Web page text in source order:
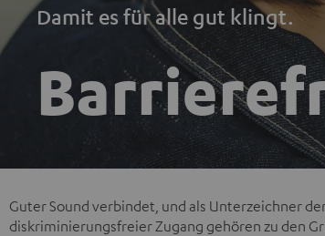
Damit es für alle gut klingt.
Guter Sound verbindet, und als Unterzeichner
diskriminierungsfreier Zugang gehören zu den